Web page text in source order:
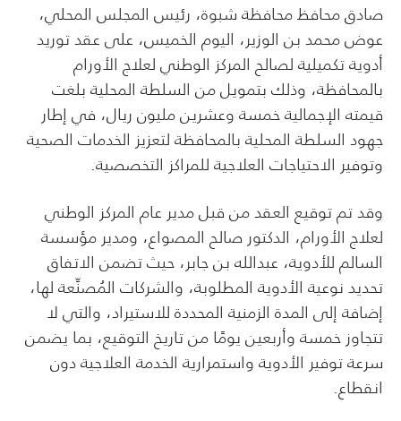
صادق محافظ محافظة شبوة، رئيس المجلس المحلي،
عوض محمد بن الوزير، اليوم الخميس، على عقد توريد
أدوية تكميلية لصالح المركز الوطني لعلاج الأورام
بالمحافظة، وذلك بتمويل من السلطة المحلية بلغت
قيمته الإجمالية خمسة وعشرين مليون ريال، في إطار
جهود السلطة المحلية بالمحافظة لتعزيز الخدمات الصحية
وتوفير الاحتياجات العلاجية للمراكز التخصصية.
وقد تم توقيع العقد من قبل مدير عام المركز الوطني
لعلاج الأورام، الدكتور صالح المصواع، ومدير مؤسسة
السالم للأدوية، عبدالله بن جابر، حيث تضمن الاتفاق
تحديد نوعية الأدوية المطلوبة، والشركات المُصنِّعة لها،
إضافة إلى المدة الزمنية المحددة للاستيراد، والتي لا
تتجاوز خمسة وأربعين يومًا من تاريخ التوقيع، بما يضمن
سرعة توفير الأدوية واستمرارية الخدمة العلاجية دون
انقطاع.